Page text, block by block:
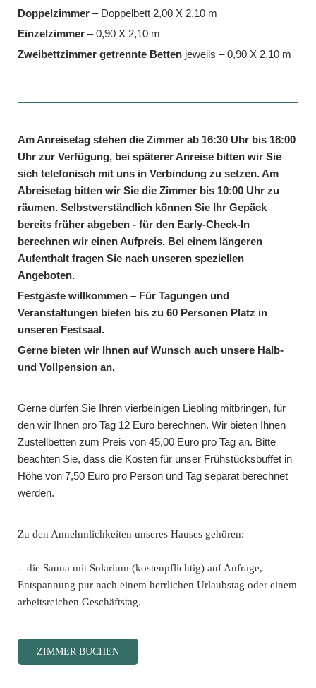
Doppelzimmer – Doppelbett 2,00 X 2,10 m
Einzelzimmer – 0,90 X 2,10 m
Zweibettzimmer getrennte Betten jeweils – 0,90 X 2,10 m
Am Anreisetag stehen die Zimmer ab 16:30 Uhr bis 18:00
Uhr zur Verfügung, bei späterer Anreise bitten wir Sie
sich telefonisch mit uns in Verbindung zu setzen. Am
Abreisetag bitten wir Sie die Zimmer bis 10:00 Uhr zu
räumen. Selbstverständlich können Sie Ihr Gepäck
bereits früher abgeben - für den Early-Check-In
berechnen wir einen Aufpreis. Bei einem längeren
Aufenthalt fragen Sie nach unseren speziellen
Angeboten.
Festgäste willkommen – Für Tagungen und
Veranstaltungen bieten bis zu 60 Personen Platz in
unseren Festsaal.
Gerne bieten wir Ihnen auf Wunsch auch unsere Halb-
und Vollpension an.
Gerne dürfen Sie Ihren vierbeinigen Liebling mitbringen, für
den wir Ihnen pro Tag 12 Euro berechnen. Wir bieten Ihnen
Zustellbetten zum Preis von 45,00 Euro pro Tag an. Bitte
beachten Sie, dass die Kosten für unser Frühstücksbuffet in
Höhe von 7,50 Euro pro Person und Tag separat berechnet
werden.
Zu den Annehmlichkeiten unseres Hauses gehören:
- die Sauna mit Solarium (kostenpflichtig) auf Anfrage,
Entspannung pur nach einem herrlichen Urlaubstag oder einem
arbeitsreichen Geschäftstag.
ZIMMER BUCHEN